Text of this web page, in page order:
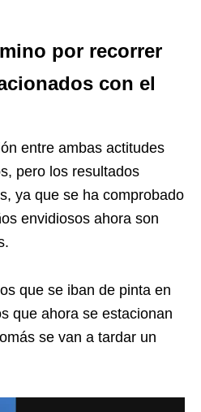
por recorrer
con el
entre ambas actitudes
pero los resultados
ya que se ha comprobado
envidiosos ahora son
que se iban de pinta en
que ahora se estacionan
se van a tardar un